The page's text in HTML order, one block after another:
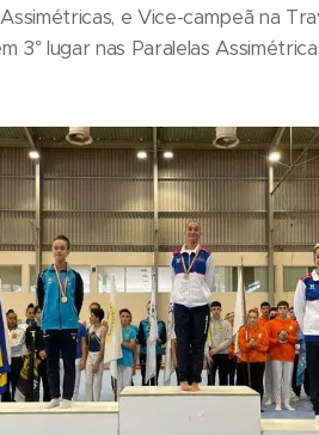
e Vice-campeã na
3° lugar nas Paralelas